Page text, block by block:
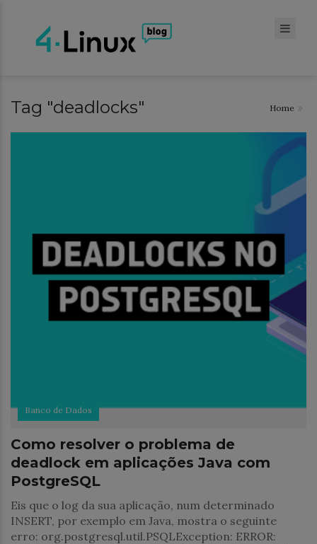
Tag "deadlocks" Home
Banco de Dados
Como resolver o problema de
deadlock em aplicações Java com
PostgreSQL
Eis que o log da sua aplicação, num determinado
INSERT, por exemplo em Java, mostra o seguinte
erro: org.postgresql.util.PSQLException: ERROR: